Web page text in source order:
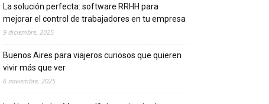
La solución perfecta: software RRHH para
mejorar el control de trabajadores en tu empresa
9 diciembre, 2025
Buenos Aires para viajeros curiosos que quieren
vivir más que ver
6 noviembre, 2025